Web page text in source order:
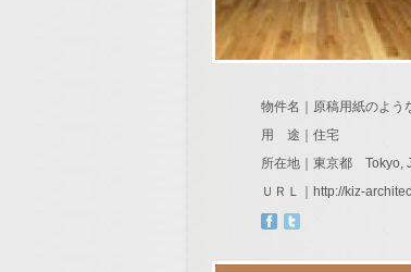
物件名｜原稿用紙のよう
用 途｜住宅
所在地｜東京都 Tokyo,
ＵＲＬ｜
http://kiz-